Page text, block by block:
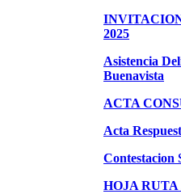
2025
Asistencia
Buenavista
ACTA
Acta
Contestacion
HOJA RUTA